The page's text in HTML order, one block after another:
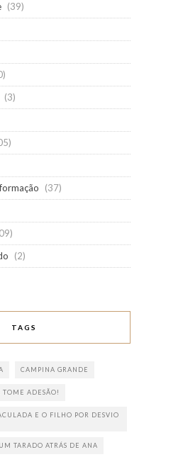
(39)
(3)
(37)
(2)
TAGS
CAMPINA GRANDE
TOME ADESÃO!
E O FILHO POR DESVIO
TARADO ATRÁS DE ANA